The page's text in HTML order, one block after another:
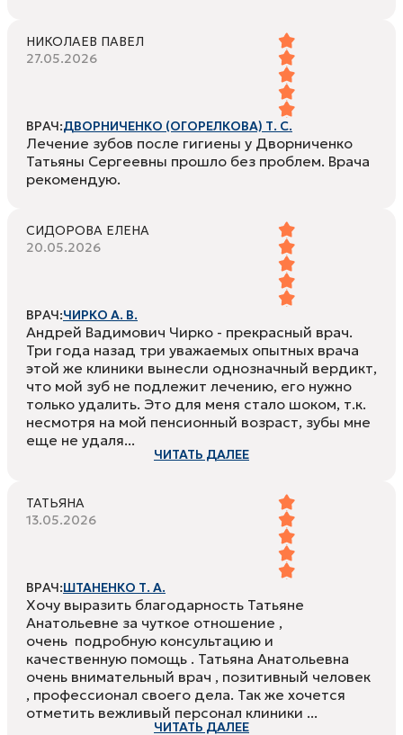
НИКОЛАЕВ ПАВЕЛ
27.05.2026
ВРАЧ:ДВОРНИЧЕНКО (ОГОРЕЛКОВА) Т. С.
Лечение зубов после гигиены у Дворниченко
Татьяны Сергеевны прошло без проблем. Врача
рекомендую.
СИДОРОВА ЕЛЕНА
20.05.2026
ВРАЧ:ЧИРКО А. В.
Андрей Вадимович Чирко - прекрасный врач.
Три года назад три уважаемых опытных врача
этой же клиники вынесли однозначный вердикт,
что мой зуб не подлежит лечению, его нужно
только удалить. Это для меня стало шоком, т.к.
несмотря на мой пенсионный возраст, зубы мне
еще не удаля...
ЧИТАТЬ ДАЛЕЕ
ТАТЬЯНА
13.05.2026
ВРАЧ:ШТАНЕНКО Т. А.
Хочу выразить благодарность Татьяне
Анатольевне за чуткое отношение ,
очень подробную консультацию и
качественную помощь . Татьяна Анатольевна
очень внимательный врач , позитивный человек
, профессионал своего дела. Так же хочется
отметить вежливый персонал клиники ...
ЧИТАТЬ ДАЛЕЕ